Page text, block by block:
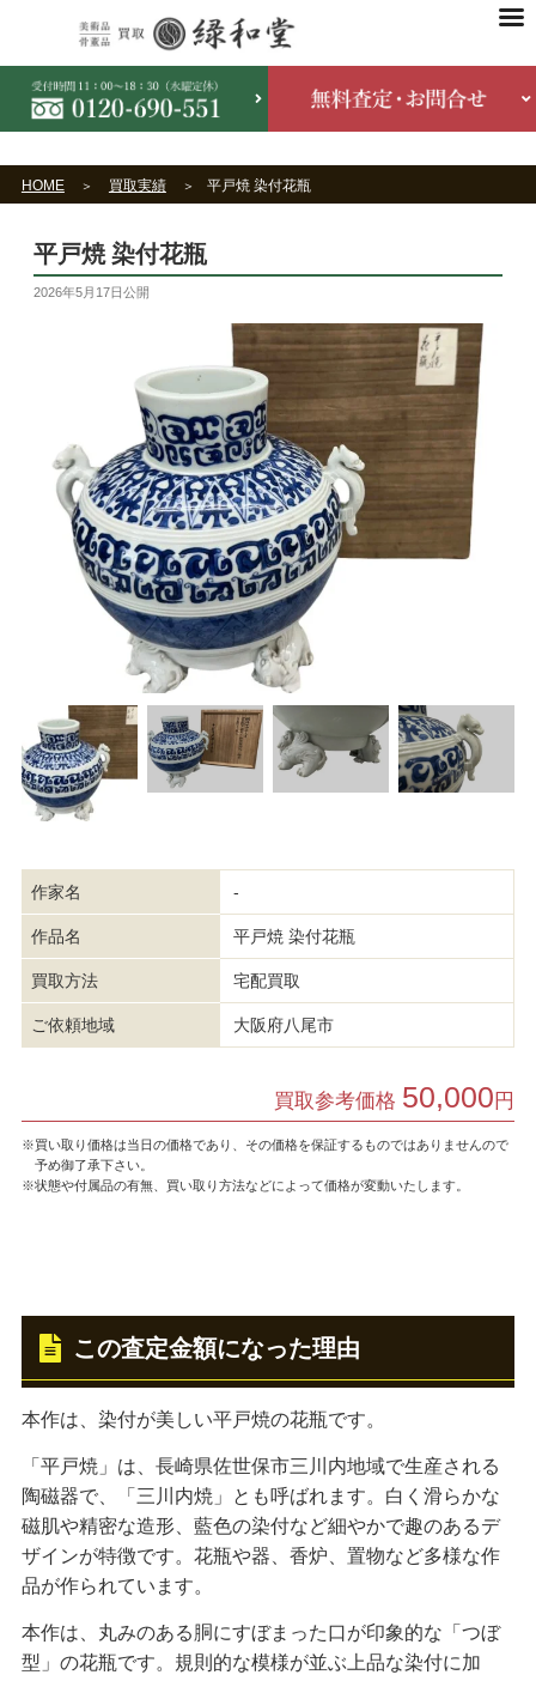
HOME 買取実績 平戸焼 染付花瓶
平戸焼 染付花瓶
2026年5月17日公開
作家名 -
作品名 平戸焼 染付花瓶
買取方法 宅配買取
ご依頼地域 大阪府八尾市
買取参考価格 50,000 円
※買い取り価格は当日の価格であり、その価格を保証するものではありませんので
予め御了承下さい。
※状態や付属品の有無、買い取り方法などによって価格が変動いたします。
この査定金額になった理由
本作は、染付が美しい平戸焼の花瓶です。
「平戸焼」は、長崎県佐世保市三川内地域で生産される
陶磁器で、「三川内焼」とも呼ばれます。白く滑らかな
磁肌や精密な造形、藍色の染付など細やかで趣のあるデ
ザインが特徴です。花瓶や器、香炉、置物など多様な作
品が作られています。
本作は、丸みのある胴にすぼまった口が印象的な「つぼ
型」の花瓶です。規則的な模様が並ぶ上品な染付に加